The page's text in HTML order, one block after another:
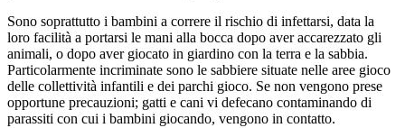
Sono soprattutto i bambini a correre il rischio di infettarsi, data la
loro facilità a portarsi le mani alla bocca dopo aver accarezzato gli
animali, o dopo aver giocato in giardino con la terra e la sabbia.
Particolarmente incriminate sono le sabbiere situate nelle aree gioco
delle collettività infantili e dei parchi gioco. Se non vengono prese
opportune precauzioni; gatti e cani vi defecano contaminando di
parassiti con cui i bambini giocando, vengono in contatto.